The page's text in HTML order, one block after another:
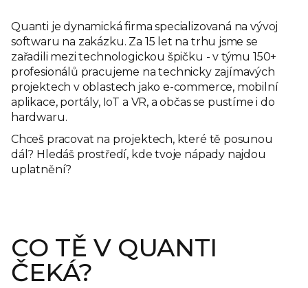
Quanti je dynamická firma specializovaná na vývoj
softwaru na zakázku. Za 15 let na trhu jsme se
zařadili mezi technologickou špičku - v týmu 150+
profesionálů pracujeme na technicky zajímavých
projektech v oblastech jako e-commerce, mobilní
aplikace, portály, IoT a VR, a občas se pustíme i do
hardwaru.
Chceš pracovat na projektech, které tě posunou
dál? Hledáš prostředí, kde tvoje nápady najdou
uplatnění?
CO TĚ V QUANTI
ČEKÁ?